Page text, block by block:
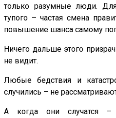
только разумные люди.
тупого – частая смена
повышение шанса самому
Ничего дальше этого
не видит.
Любые бедствия и
случились – не
А когда они случатся